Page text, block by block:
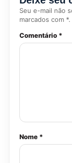
Seu e-mail não
marcados com *.
Comentário *
Nome *